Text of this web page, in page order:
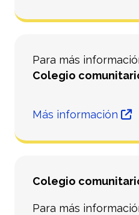
Para más
Colegio
Más información
Colegio
Para más